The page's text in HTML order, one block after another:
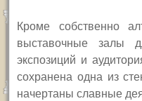
Кроме собственно
выставочные залы
экспозиций и
сохранена одна из
начертаны славные